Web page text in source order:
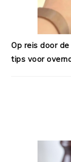
Op reis door
tips voor